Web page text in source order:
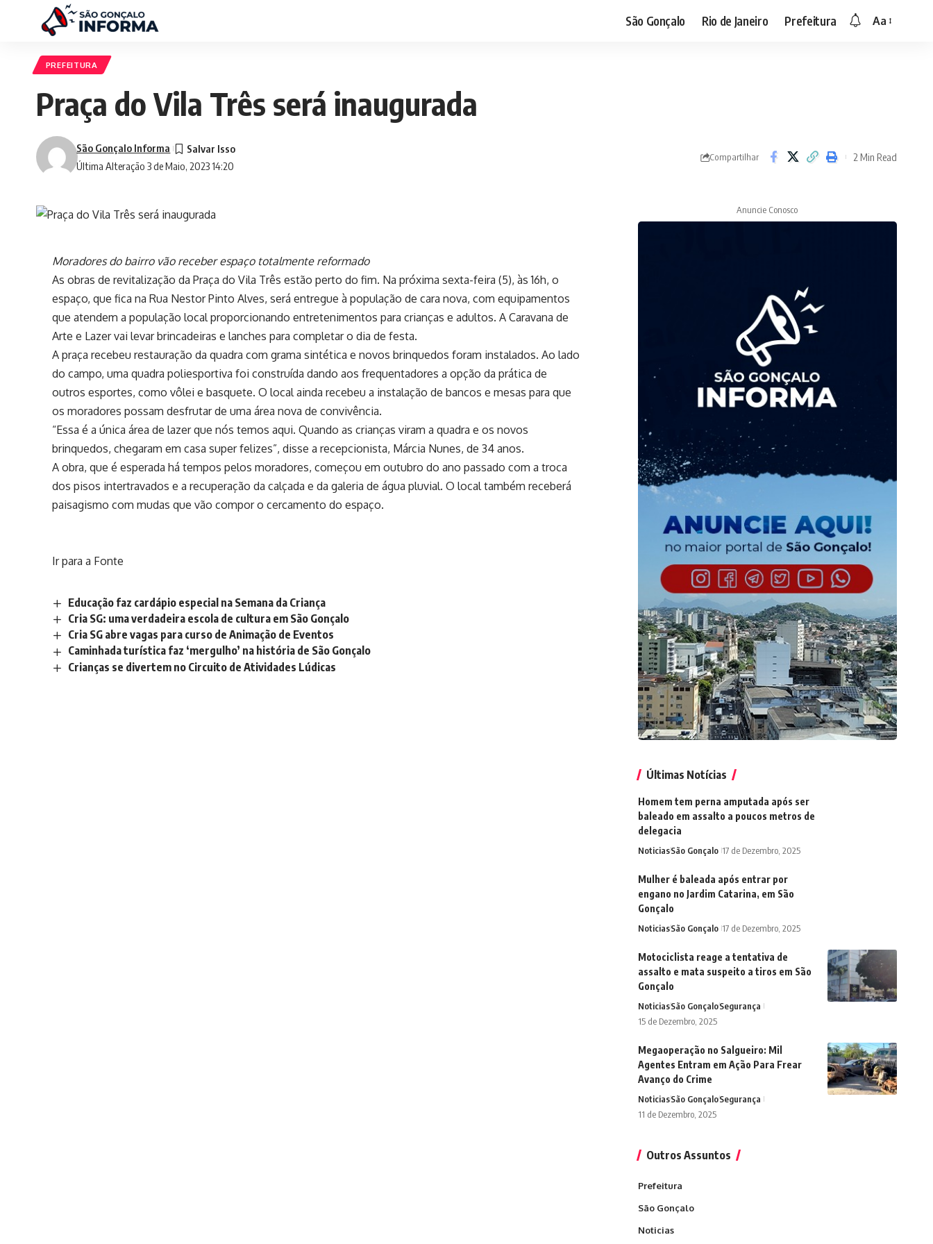
São Gonçalo Rio de Janeiro Prefeitura Aa
PREFEITURA
Praça do Vila Três será inaugurada
Última Alteração 3 de Maio, 2023 14:20
São Gonçalo Informa
Compartilhar 2 Min Read
Moradores do bairro vão receber espaço totalmente reformado
As obras de revitalização da Praça do Vila Três estão perto do fim. Na próxima sexta-feira (5), às 16h, o
espaço, que fica na Rua Nestor Pinto Alves, será entregue à população de cara nova, com equipamentos
que atendem a população local proporcionando entretenimentos para crianças e adultos. A Caravana de
Arte e Lazer vai levar brincadeiras e lanches para completar o dia de festa.
A praça recebeu restauração da quadra com grama sintética e novos brinquedos foram instalados. Ao lado
do campo, uma quadra poliesportiva foi construída dando aos frequentadores a opção da prática de
outros esportes, como vôlei e basquete. O local ainda recebeu a instalação de bancos e mesas para que
os moradores possam desfrutar de uma área nova de convivência.
“Essa é a única área de lazer que nós temos aqui. Quando as crianças viram a quadra e os novos
brinquedos, chegaram em casa super felizes”, disse a recepcionista, Márcia Nunes, de 34 anos.
A obra, que é esperada há tempos pelos moradores, começou em outubro do ano passado com a troca
dos pisos intertravados e a recuperação da calçada e da galeria de água pluvial. O local também receberá
paisagismo com mudas que vão compor o cercamento do espaço.
Ir para a Fonte
Educação faz cardápio especial na Semana da Criança
Cria SG: uma verdadeira escola de cultura em São Gonçalo
Cria SG abre vagas para curso de Animação de Eventos
Caminhada turística faz ‘mergulho’ na história de São Gonçalo
Crianças se divertem no Circuito de Atividades Lúdicas
Anuncie Conosco
Últimas Notícias
Homem tem perna amputada após ser
baleado em assalto a poucos metros de
delegacia
NoticiasSão Gonçalo 17 de Dezembro, 2025
Mulher é baleada após entrar por
engano no Jardim Catarina, em São
Gonçalo
NoticiasSão Gonçalo 17 de Dezembro, 2025
Motociclista reage a tentativa de
assalto e mata suspeito a tiros em São
Gonçalo
NoticiasSão GonçaloSegurança
15 de Dezembro, 2025
Megaoperação no Salgueiro: Mil
Agentes Entram em Ação Para Frear
Avanço do Crime
NoticiasSão GonçaloSegurança
11 de Dezembro, 2025
Outros Assuntos
Prefeitura
São Gonçalo
Noticias